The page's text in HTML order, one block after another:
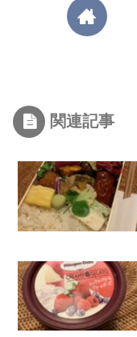
関連記事